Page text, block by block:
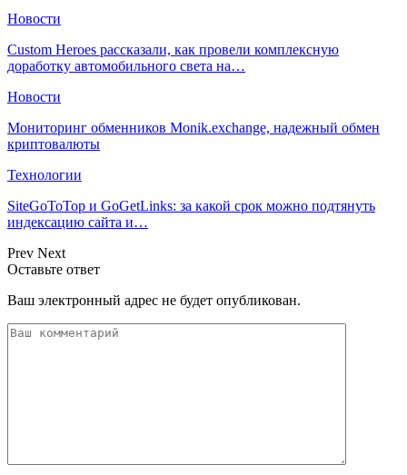
Новости
Custom Heroes рассказали, как провели комплексную
доработку автомобильного света на…
Новости
Мониторинг обменников Monik.exchange, надежный обмен
криптовалюты
Технологии
SiteGoToTop и GoGetLinks: за какой срок можно подтянуть
индексацию сайта и…
Prev Next
Оставьте ответ
Ваш электронный адрес не будет опубликован.